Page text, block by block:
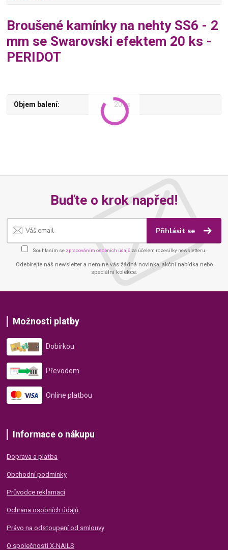
Broušené kamínky na nehty SS6 - 2
mm se Swarovski efektem 20 ks -
PERIDOT
Objem balení 20 ks
Buďte o krok napřed!
Přihlásit se
Souhlasím se zpracováním osobních údajů za účelem rozesílky newsletteru.
Odebírejte náš newsletter a nemine vás žádná novinka, akční nabídka nebo
speciální kolekce.
Možnosti platby
Dobírkou
Převodem
Online platbou
Informace o nákupu
Doprava a platba
Obchodní podmínky
Průvodce reklamací
Ochrana osobních údajů
Právo na odstoupení od smlouvy
O společnosti X-NAILS